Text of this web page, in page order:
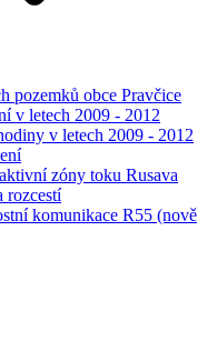
pozemků obce Pravčice
v letech 2009 - 2012
v letech 2009 - 2012
zóny toku Rusava
rozcestí
komunikace R55 (nově